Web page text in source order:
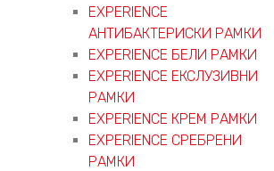
EXPERIENCE
АНТИБАКТЕРИСКИ РАМКИ
EXPERIENCE БЕЛИ РАМКИ
EXPERIENCE ЕКСЛУЗИВНИ
РАМКИ
EXPERIENCE КРЕМ РАМКИ
EXPERIENCE СРЕБРЕНИ
РАМКИ